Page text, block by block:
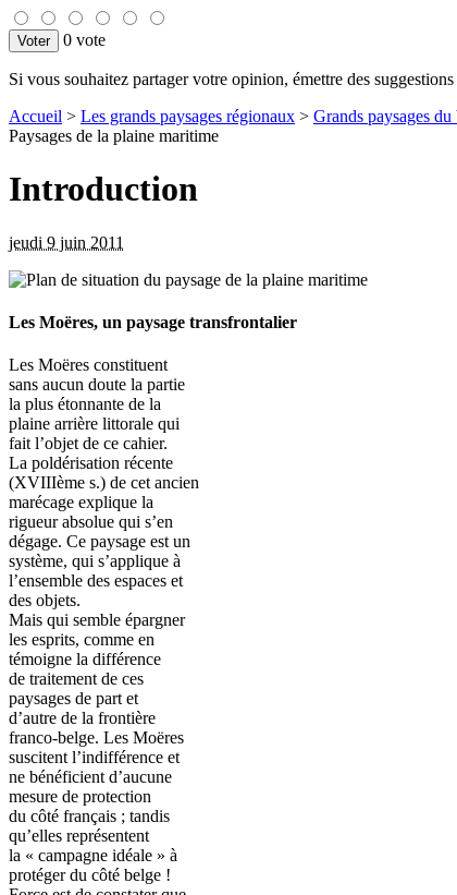
0 vote
Si vous souhaitez partager votre opinion, émettre des
Accueil > Les grands paysages régionaux > Grands paysages du
Paysages de la plaine maritime
Introduction
jeudi 9 juin 2011
Les Moëres, un paysage transfrontalier
Les Moëres constituent
sans aucun doute la partie
la plus étonnante de la
plaine arrière littorale qui
fait l’objet de ce cahier.
La poldérisation récente
(XVIIIème s.) de cet ancien
marécage explique la
rigueur absolue qui s’en
dégage. Ce paysage est un
système, qui s’applique à
l’ensemble des espaces et
des objets.
Mais qui semble épargner
les esprits, comme en
témoigne la différence
de traitement de ces
paysages de part et
d’autre de la frontière
franco-belge. Les Moëres
suscitent l’indifférence et
ne bénéficient d’aucune
mesure de protection
du côté français ; tandis
qu’elles représentent
la « campagne idéale » à
protéger du côté belge !